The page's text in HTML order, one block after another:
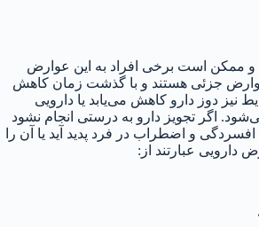
و ممکن است برخی افراد به این عوارض
جزئی هستند و با گذشت زمان کاهش
نیز دوز دارو کاهش می‌یابد یا دارویی
اگر تجویز دارو به درستی انجام نشود
و اضطراب در فرد پدید آید یا آن را
دارویی عبارتند از: